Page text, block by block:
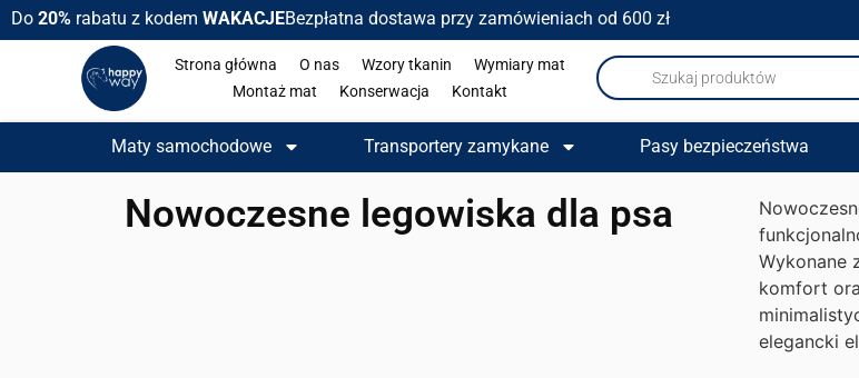
Do 20% rabatu z kodem WAKACJEBezpłatna dostawa przy zamówieniach od 600 zł
Strona główna O nas Wzory tkanin
Wymiary mat
Montaż mat
Konserwacja Kontakt
Maty samochodowe Transportery zamykane Pasy bezpieczeństwa
Nowoczesne legowiska dla psa
Wykonane
komfort
elegancki